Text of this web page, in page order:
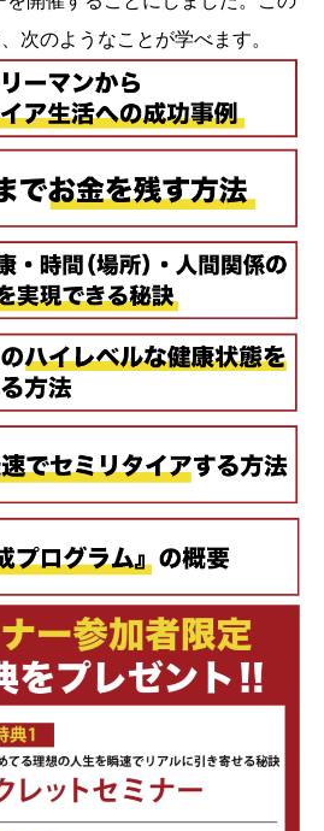
次のようなことが学べます。